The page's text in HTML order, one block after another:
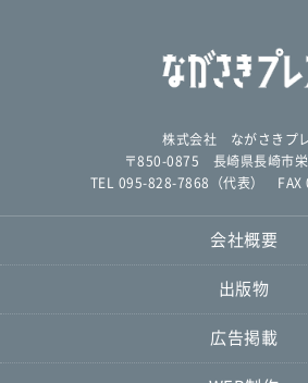
株式会社 ながさきプ
〒850-0875 長崎県長崎市
TEL 095-828-7868（代表） FAX
会社概要
出版物
広告掲載